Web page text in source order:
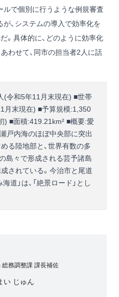
ルで個別に行うような例規審査
が、システムの導入で効率化を
。具体的に、どのように効率化
わせて、同市の担当者2人に話
(令和5年11月末現在) ■世帯
月末現在) ■予算規模:1,350
) ■面積:419.21km² ■概要:愛
戸内海のほぼ中央部に突出
る陸地部と、世界有数の多
島々で形成される芸予諸島
されている。今治市と尾道
道」は、「絶景ロード」とし
務調整課 課長補佐
い じゅん